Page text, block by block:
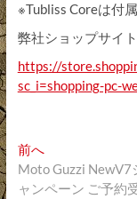
※Tubliss Coreは付
弊社ショップサイ
https://
sc_i=shopping-pc-
投
稿
前へ過
去
の
Moto Guzzi NewV7
ャンペーン ご予約